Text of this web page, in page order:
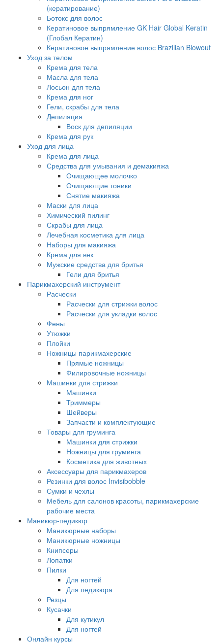
(кератирование)
Ботокс для волос
Кератиновое выпрямление GK Hair Global Keratin
(Глобал Кератин)
Кератиновое выпрямление волос Brazilian Blowout
Уход за телом
Крема для тела
Масла для тела
Лосьон для тела
Крема для ног
Гели, скрабы для тела
Депиляция
Воск для депиляции
Крема для рук
Уход для лица
Крема для лица
Средства для умывания и демакияжа
Очищающее молочко
Очищающие тоники
Снятие макияжа
Маски для лица
Химический пилинг
Скрабы для лица
Лечебная косметика для лица
Наборы для макияжа
Крема для век
Мужские средства для бритья
Гели для бритья
Парикмахерский инструмент
Расчески
Расчески для стрижки волос
Расчески для укладки волос
Фены
Утюжки
Плойки
Ножницы парикмахерские
Прямые ножницы
Филировочные ножницы
Машинки для стрижки
Машинки
Триммеры
Шейверы
Запчасти и комплектующие
Товары для груминга
Машинки для стрижки
Ножницы для груминга
Косметика для животных
Аксессуары для парикмахеров
Резинки для волос Invisibobble
Сумки и чехлы
Мебель для салонов красоты, парикмахерские
рабочие места
Маникюр-педикюр
Маникюрные наборы
Маникюрные ножницы
Книпсеры
Лопатки
Пилки
Для ногтей
Для педикюра
Резцы
Кусачки
Для кутикул
Для ногтей
Онлайн курсы